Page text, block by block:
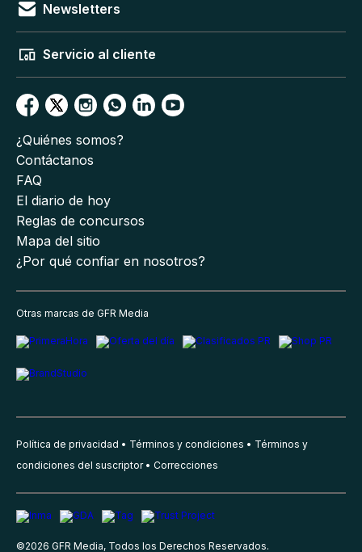
Newsletters
Servicio al cliente
¿Quiénes somos?
Contáctanos
FAQ
El diario de hoy
Reglas de concursos
Mapa del sitio
¿Por qué confiar en nosotros?
Otras marcas de GFR Media
Política de privacidad Términos y condiciones
Términos y
condiciones del suscriptor
Correcciones
©2026 GFR Media, Todos los Derechos Reservados.